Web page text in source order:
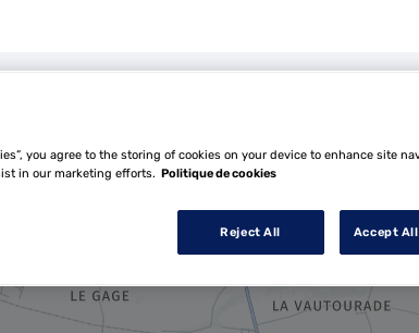
you agree to the storing of cookies on your device to enhance site
in our marketing efforts. Politique de cookies
Reject All Accept